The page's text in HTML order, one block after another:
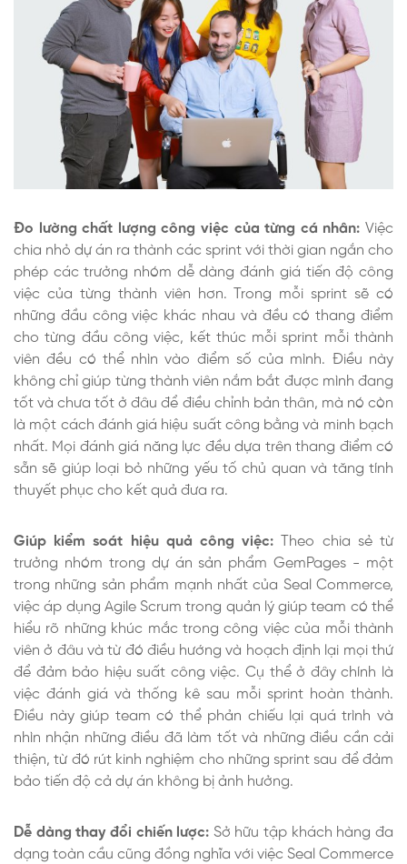
Đo lường chất lượng công việc của từng cá nhân: Việc
chia nhỏ dự án ra thành các sprint với thời gian ngắn cho
phép các trưởng nhóm dễ dàng đánh giá tiến độ công
việc của từng thành viên hơn. Trong mỗi sprint sẽ có
những đầu công việc khác nhau và đều có thang điểm
cho từng đầu công việc, kết thúc mỗi sprint mỗi thành
viên đều có thể nhìn vào điểm số của mình. Điều này
không chỉ giúp từng thành viên nắm bắt được mình đang
tốt và chưa tốt ở đâu để điều chỉnh bản thân, mà nó còn
là một cách đánh giá hiệu suất công bằng và minh bạch
nhất. Mọi đánh giá năng lực đều dựa trên thang điểm có
sẵn sẽ giúp loại bỏ những yếu tố chủ quan và tăng tính
thuyết phục cho kết quả đưa ra.
Giúp kiểm soát hiệu quả công việc: Theo chia sẻ từ
trưởng nhóm trong dự án sản phẩm GemPages - một
trong những sản phẩm mạnh nhất của Seal Commerce,
việc áp dụng Agile Scrum trong quản lý giúp team có thể
hiểu rõ những khúc mắc trong công việc của mỗi thành
viên ở đâu và từ đó điều hướng và hoạch định lại mọi thứ
để đảm bảo hiệu suất công việc. Cụ thể ở đây chính là
việc đánh giá và thống kê sau mỗi sprint hoàn thành.
Điều này giúp team có thể phản chiếu lại quá trình và
nhìn nhận những điều đã làm tốt và những điều cần cải
thiện, từ đó rút kinh nghiệm cho những sprint sau để đảm
bảo tiến độ cả dự án không bị ảnh hưởng.
Dễ dàng thay đổi chiến lược: Sở hữu tập khách hàng đa
dạng toàn cầu cũng đồng nghĩa với việc Seal Commerce